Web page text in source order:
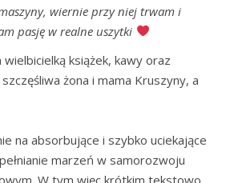
wiernie przy niej trwam i
pasję w realne uszytki
książek, kawy oraz
żona i mama Kruszyny, a
na absorbujące i szybko uciekające
marzeń w samorozwoju